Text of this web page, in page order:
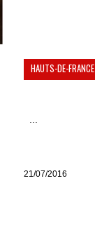
HAUTS-DE-FRANCE
21/07/2016